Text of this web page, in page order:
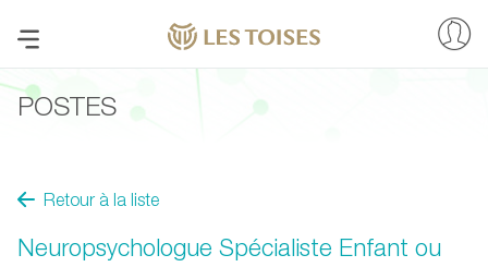
POSTES
Retour à la liste
Neuropsychologue Spécialiste Enfant ou